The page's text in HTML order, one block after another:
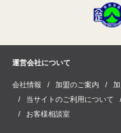
運営会社について
会社情報 加盟のご案内
当サイトのご利用について
お客様相談室